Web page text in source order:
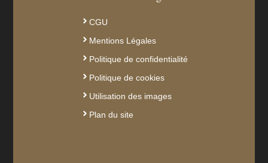
CGU
Mentions Légales
Politique de confidentialité
Politique de cookies
Utilisation des images
Plan du site